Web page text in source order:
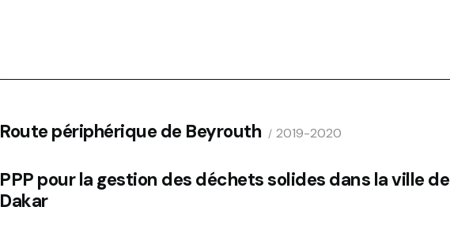
2019-2020
Route périphérique de Beyrouth
PPP pour la gestion des déchets solides dans la ville de
Dakar